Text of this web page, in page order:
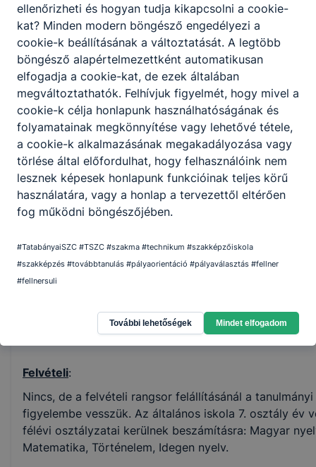
Angol
Német
Ágazat
Szakma
megnevezése
Szakma
szám
Szépészet Fodrász
5 1012 21
Szépészet
Kozmetikus
technikus
5 1012 21
03
Magasépítő
Fa- és
Faipari
5 0722 08
Felvételi:
Nincs, de a felvételi rangsor felállításánál a
figyelembe vesszük. Az általános iskola 7. osztály év
félévi osztályzatai kerülnek beszámításra: Magyar
Matematika, Történelem, Idegen nyelv.
ellenőrizheti és hogyan tudja kikapcsolni a cookie-
kat? Minden modern böngésző engedélyezi a
cookie-k beállításának a változtatását. A legtöbb
böngésző alapértelmezettként automatikusan
elfogadja a cookie-kat, de ezek általában
megváltoztathatók. Felhívjuk figyelmét, hogy mivel a
cookie-k célja honlapunk használhatóságának és
folyamatainak megkönnyítése vagy lehetővé tétele,
a cookie-k alkalmazásának megakadályozása vagy
törlése által előfordulhat, hogy felhasználóink nem
lesznek képesek honlapunk funkcióinak teljes körű
használatára, vagy a honlap a tervezettől eltérően
fog működni böngészőjében.
#TatabányaiSZC #TSZC #szakma #technikum #szakképzőiskola
#szakképzés #továbbtanulás #pályaorientáció #pályaválasztás #fellner
#fellnersuli
További lehetőségek Mindet elfogadom